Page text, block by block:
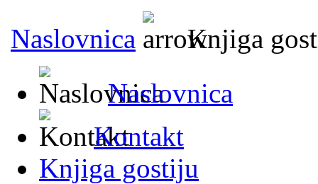
Naslovnica
Knjiga
Naslovnica
Kontakt
Knjiga gostiju